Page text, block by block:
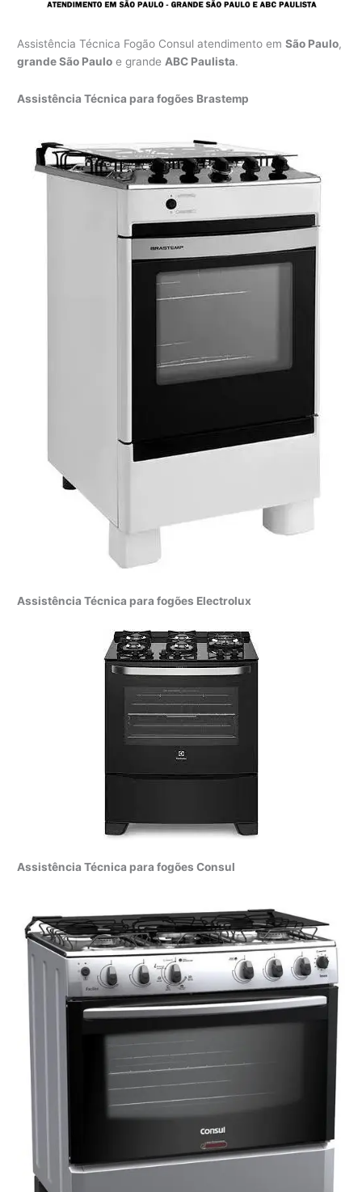
Assistência Técnica Fogão Consul atendimento emSão Paulo,
grande São Paulo e grandeABC Paulista.
Assistência Técnica para fogões Brastemp
Assistência Técnica para fogões Electrolux
Assistência Técnica para fogões Consul